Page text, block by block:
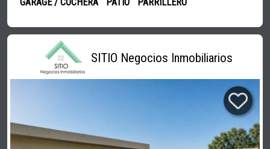
SITIO Negocios Inmobiliarios